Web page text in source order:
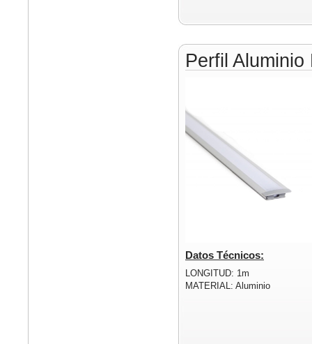
Perfil
Datos Técnicos:
LONGITUD: 1m
MATERIAL: Aluminio